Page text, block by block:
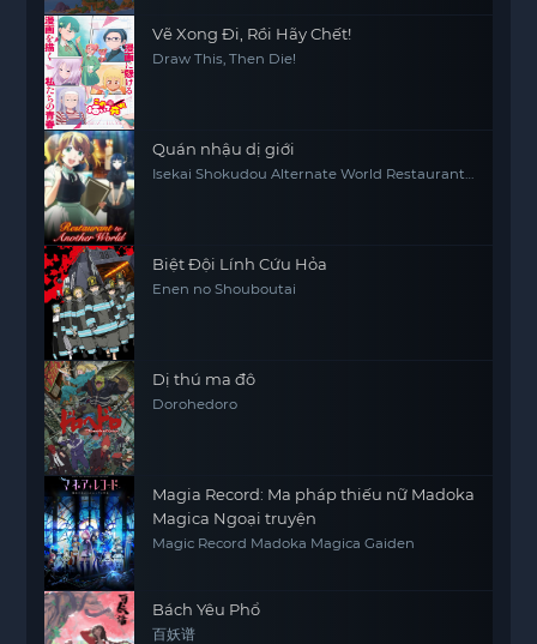
Vẽ Xong Đi, Rồi Hãy Chết!
Draw This, Then Die!
Quán nhậu dị giới
Isekai Shokudou Alternate World Restaurant
Biệt Đội Lính Cứu Hỏa
Enen no Shouboutai
Dị thú ma đô
Dorohedoro
Magia Record: Ma pháp thiếu nữ Madoka
Magica Ngoại truyện
Magic Record Madoka Magica Gaiden
Bách Yêu Phổ
百妖谱